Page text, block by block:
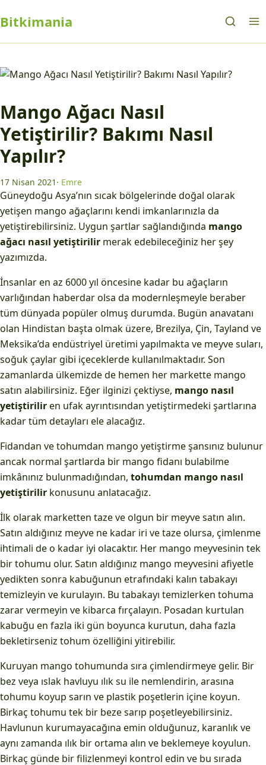
Bitkimania
Mango Ağacı Nasıl
Yetiştirilir? Bakımı Nasıl
Yapılır?
17 Nisan 2021 · Emre
Güneydoğu Asya’nın sıcak bölgelerinde doğal olarak
yetişen mango ağaçlarını kendi imkanlarınızla da
yetiştirebilirsiniz. Uygun şartlar sağlandığında mango
ağacı nasıl yetiştirilir merak edebileceğiniz her şey
yazımızda.
İnsanlar en az 6000 yıl öncesine kadar bu ağaçların
varlığından haberdar olsa da modernleşmeyle beraber
tüm dünyada popüler olmuş durumda. Bugün anavatanı
olan Hindistan başta olmak üzere, Brezilya, Çin, Tayland ve
Meksika’da endüstriyel üretimi yapılmakta ve meyve suları,
soğuk çaylar gibi içeceklerde kullanılmaktadır. Son
zamanlarda ülkemizde de hemen her markette mango
satın alabilirsiniz. Eğer ilginizi çektiyse, mango nasıl
yetiştiriliren ufak ayrıntısından yetiştirmedeki şartlarına
kadar tüm detayları ele alacağız.
Fidandan ve tohumdan mango yetiştirme şansınız bulunur
ancak normal şartlarda bir mango fidanı bulabilme
imkânınız bulunmadığından, tohumdan mango nasıl
yetiştirilir konusunu anlatacağız.
İlk olarak marketten taze ve olgun bir meyve satın alın.
Satın aldığınız meyve ne kadar iri ve taze olursa, çimlenme
ihtimali de o kadar iyi olacaktır. Her mango meyvesinin tek
bir tohumu olur. Satın aldığınız mango meyvesini afiyetle
yedikten sonra kabuğunun etrafındaki kalın tabakayı
temizleyin ve kurulayın. Bu tabakayı temizlerken tohuma
zarar vermeyin ve kibarca fırçalayın. Posadan kurtulan
kabuğu en fazla iki gün boyunca kurutun, daha fazla
bekletirseniz tohum özelliğini yitirebilir.
Kuruyan mango tohumunda sıra çimlendirmeye gelir. Bir
bez veya ıslak havluyu ılık su ile nemlendirin, arasına
tohumu koyup sarın ve plastik poşetlerin içine koyun.
Birkaç tohumu tek bir beze sarıp poşetleyebilirsiniz.
Havlunun kurumayacağına emin olduğunuz, karanlık ve
aynı zamanda ılık bir ortama alın ve beklemeye koyulun.
Birkaç günde bir filizlenmeyi kontrol edin ve bu sırada